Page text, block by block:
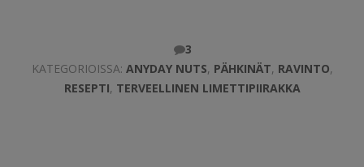
3
KATEGORIOISSA:ANYDAY NUTS, PÄHKINÄT, RAVINTO,
RESEPTI, TERVEELLINEN LIMETTIPIIRAKKA